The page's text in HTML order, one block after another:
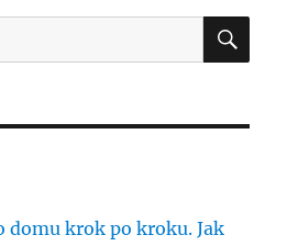
domu krok po kroku. Jak